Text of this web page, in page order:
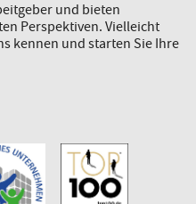
und bieten
Perspektiven. Vielleicht
kennen und starten Sie Ihre